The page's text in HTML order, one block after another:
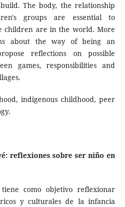
The body, the relationship
groups are essential to
children are in the world. More
about the way of being an
reflections on possible
games, responsibilities and
indigenous childhood, peer
reflexiones sobre ser niño en
como objetivo reflexionar
y culturales de la infancia